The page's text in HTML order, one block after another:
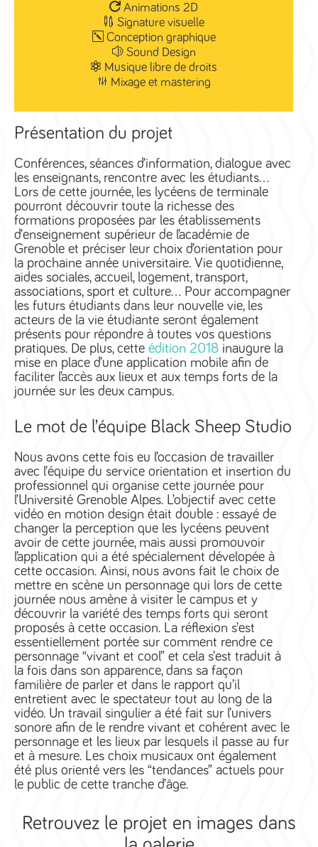
Animations 2D
Signature visuelle
Conception graphique
Sound Design
Musique libre de droits
Mixage et mastering
Présentation du projet
Conférences, séances d’information, dialogue avec
les enseignants, rencontre avec les étudiants…
Lors de cette journée, les lycéens de terminale
pourront découvrir toute la richesse des
formations proposées par les établissements
d’enseignement supérieur de l’académie de
Grenoble et préciser leur choix d’orientation pour
la prochaine année universitaire. Vie quotidienne,
aides sociales, accueil, logement, transport,
associations, sport et culture… Pour accompagner
les futurs étudiants dans leur nouvelle vie, les
acteurs de la vie étudiante seront également
présents pour répondre à toutes vos questions
pratiques. De plus, cette édition 2018 inaugure la
mise en place d’une application mobile afin de
faciliter l’accès aux lieux et aux temps forts de la
journée sur les deux campus.
Le mot de l’équipe Black Sheep Studio
Nous avons cette fois eu l’occasion de travailler
avec l’équipe du service orientation et insertion du
professionnel qui organise cette journée pour
l’Université Grenoble Alpes. L’objectif avec cette
vidéo en motion design était double : essayé de
changer la perception que les lycéens peuvent
avoir de cette journée, mais aussi promouvoir
l’application qui a été spécialement dévelopée à
cette occasion. Ainsi, nous avons fait le choix de
mettre en scène un personnage qui lors de cette
journée nous amène à visiter le campus et y
découvrir la variété des temps forts qui seront
proposés à cette occasion. La réflexion s’est
essentiellement portée sur comment rendre ce
personnage “vivant et cool” et cela s’est traduit à
la fois dans son apparence, dans sa façon
familière de parler et dans le rapport qu’il
entretient avec le spectateur tout au long de la
vidéo. Un travail singulier a été fait sur l’univers
sonore afin de le rendre vivant et cohérent avec le
personnage et les lieux par lesquels il passe au fur
et à mesure. Les choix musicaux ont également
été plus orienté vers les “tendances” actuels pour
le public de cette tranche d’âge.
Retrouvez le projet en images dans